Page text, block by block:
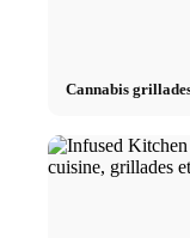
Cannabis